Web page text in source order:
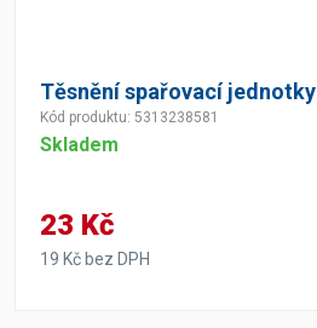
Těsnění spařovací jednotky
Kód produktu: 5313238581
Skladem
23 Kč
19 Kč bez DPH